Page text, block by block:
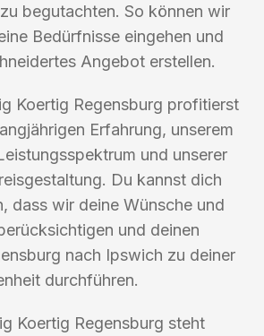
begutachten. So können wir
Bedürfnisse eingehen und
Angebot erstellen.
Koertig Regensburg profitierst
Erfahrung, unserem
und unserer
Du kannst dich
dass wir deine Wünsche und
und deinen
nach Ipswich zu deiner
durchführen.
Koertig Regensburg steht